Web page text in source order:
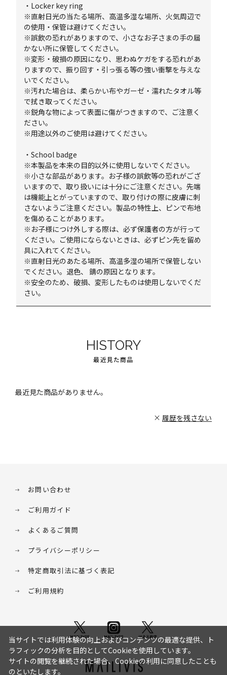
・Locker key ring
※直射日光の当たる場所、高温多湿な場所、火気周辺で
の使用・保管は避けてください。
※誤飲の恐れがありますので、小さなお子さまの手の届
かない所に保管してください。
※変形・破損の原因になり、思わぬケガをする恐れがあ
りますので、振り回す・引っ張る等の強い衝撃を与えな
いでください。
※汚れた場合は、柔らかい布やガーゼ・濡れたタオル等
で拭き取ってください。
※鋭角な物によって表面に傷がつきますので、ご注意く
ださい。
※用途以外のご使用は避けてください。
・School badge
※本製品を本来の目的以外に使用しないでください。
※小さな部品があります。お子様の誤飲等の恐れがござ
いますので、取り扱いには十分にご注意ください。先端
は機能上とがっていますので、取り付けの際に皮膚に刺
さないようご注意ください。製品の特性上、ピンで布地
を傷めることがあります。
※お子様につけ外しする際は、必ず保護者の方が行って
ください。ご使用にならないときは、必ずピン先を留め
具に入れてください。
※直射日光のあたる場所、高温多湿の場所で保管しない
でください。退色、 錆の原因となります。
※安全のため、破損、変形したものは使用しないでくだ
さい。
HISTORY
最近見た商品
最近見た商品がありません。
履歴を残さない
お問い合わせ
ご利用ガイド
よくあるご質問
プライバシーポリシー
特定商取引法に基づく表記
ご利用規約
当サイトでは利用体験の向上およびコンテンツの最適な提供、ト
ラフィックの分析を目的としてCookieを使用しています。
サイトの閲覧を継続された場合、Cookieの利用に同意したことも
のといたします。